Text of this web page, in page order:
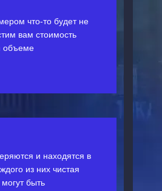
что-то будет не
вам стоимость
объеме
и находятся в
из них чистая
быть